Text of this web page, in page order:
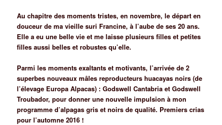
Au chapitre des moments tristes, en novembre, le départ en
douceur de ma vieille suri Francine, à l’aube de ses 20 ans.
Elle a eu une belle vie et me laisse plusieursfilles et petites
filles aussi belles et robustes qu’elle.
Parmi les moments exaltants et motivants, l’arrivée de 2
superbes nouveaux mâles reproducteurs huacayas noirs (de
l’élevage Europa Alpacas) : Godswell Cantabria et Godswell
Troubador, pour donner une nouvelle impulsion à mon
programme d’alpagas gris et noirs de qualité. Premiers crias
pour l’automne 2016 !